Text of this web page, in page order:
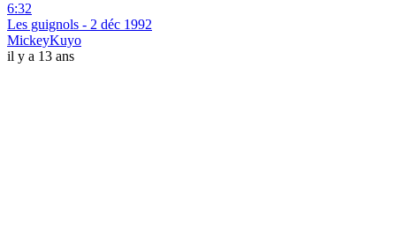
6:32
Les guignols - 2 déc 1992
MickeyKuyo
il y a 13 ans